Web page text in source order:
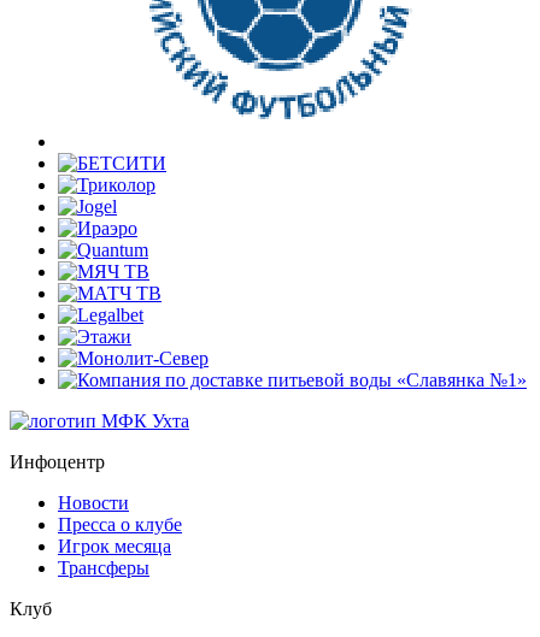
Инфоцентр
Новости
Пресса о клубе
Игрок месяца
Трансферы
Клуб